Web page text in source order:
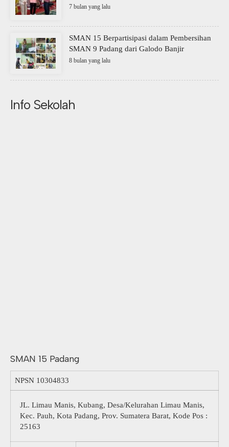
7 bulan yang lalu
SMAN 15 Berpartisipasi dalam Pembersihan
SMAN 9 Padang dari Galodo Banjir
8 bulan yang lalu
Info Sekolah
SMAN 15 Padang
NPSN 10304833
JL. Limau Manis, Kubang, Desa/Kelurahan Limau Manis,
Kec. Pauh, Kota Padang, Prov. Sumatera Barat, Kode Pos :
25163